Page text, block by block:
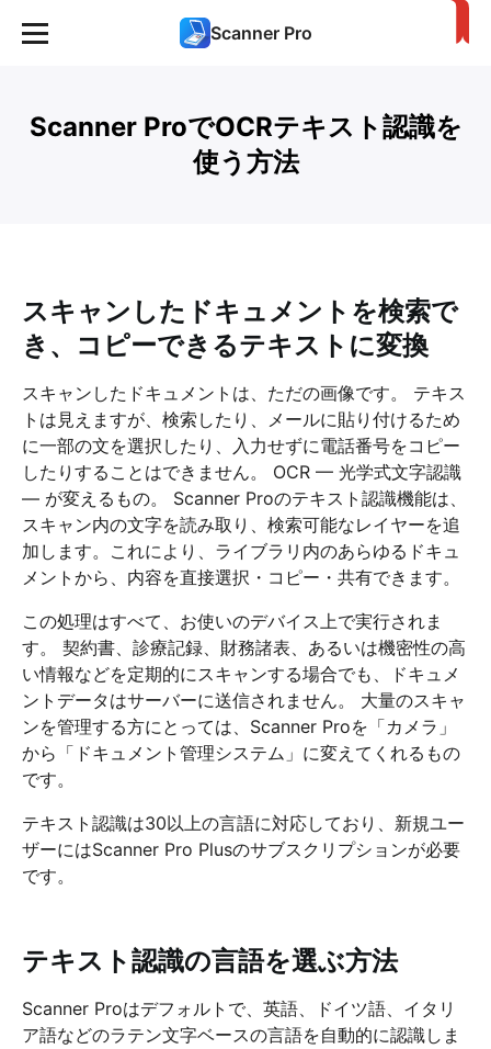
Scanner Pro
Scanner ProでOCRテキスト認識を
使う方法
スキャンしたドキュメントを検索で
き、コピーできるテキストに変換
スキャンしたドキュメントは、ただの画像です。 テキス
トは見えますが、検索したり、メールに貼り付けるため
に一部の文を選択したり、入力せずに電話番号をコピー
したりすることはできません。 OCR — 光学式文字認識
— が変えるもの。 Scanner Proのテキスト認識機能は、
スキャン内の文字を読み取り、検索可能なレイヤーを追
加します。これにより、ライブラリ内のあらゆるドキュ
メントから、内容を直接選択・コピー・共有できます。
この処理はすべて、お使いのデバイス上で実行されま
す。 契約書、診療記録、財務諸表、あるいは機密性の高
い情報などを定期的にスキャンする場合でも、ドキュメ
ントデータはサーバーに送信されません。 大量のスキャ
ンを管理する方にとっては、Scanner Proを「カメラ」
から「ドキュメント管理システム」に変えてくれるもの
です。
テキスト認識は30以上の言語に対応しており、新規ユー
ザーにはScanner Pro Plusのサブスクリプションが必要
です。
テキスト認識の言語を選ぶ方法
Scanner Proはデフォルトで、英語、ドイツ語、イタリ
ア語などのラテン文字ベースの言語を自動的に認識しま